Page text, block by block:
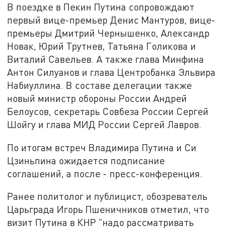
В поездке в Пекин Путина сопровождают
первый вице-премьер Денис Мантуров, вице-
премьеры Дмитрий Чернышенко, Александр
Новак, Юрий Трутнев, Татьяна Голикова и
Виталий Савельев. А также глава Минфина
Антон Силуанов и глава Центробанка Эльвира
Набиуллина. В составе делегации также
новый министр обороны России Андрей
Белоусов, секретарь Совбеза России Сергей
Шойгу и глава МИД России Сергей Лавров.
По итогам встреч Владимира Путина и Си
Цзиньпина ожидается подписание
соглашений, а после - пресс-конференция.
Ранее политолог и публицист, обозреватель
Царьграда Игорь Пшеничников отметил, что
визит Путина в КНР "надо рассматривать